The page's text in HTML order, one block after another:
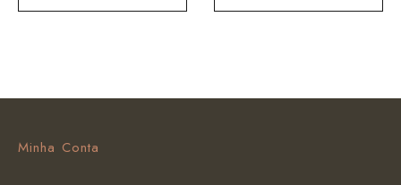
Minha Conta